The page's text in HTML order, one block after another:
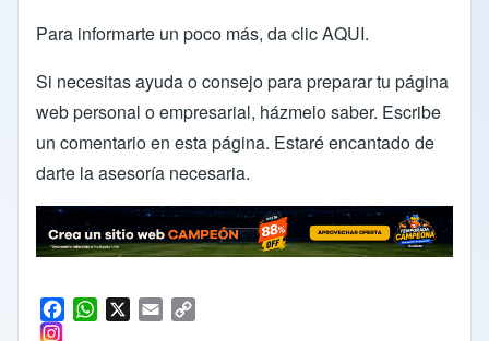
Para informarte un poco más, da clicAQUI.
Si necesitas ayuda o consejo para preparar tu página
web personal o empresarial, házmelo saber. Escribe
un comentario en esta página. Estaré encantado de
darte la asesoría necesaria.
F
W
X
E